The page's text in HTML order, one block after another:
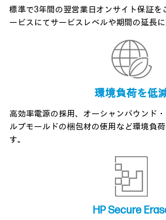
標準で3年間の翌営業日オンサイト保証を
ービスにてサービスレベルや期間の延長に
環境負荷を低
高効率電源の採用、オーシャンバウンド
ルプモールドの梱包材の使用など環境負
す。
HP Secure